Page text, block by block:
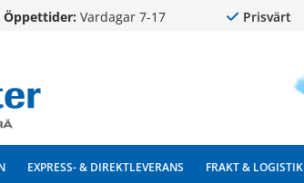
Öppettider: Vardagar 7-17 Prisvärt
EXPRESS- & DIREKTLEVERANS FRAKT & LOGISTIK